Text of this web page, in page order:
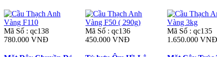
Mã Số : qc138
780.000 VNĐ
Mã Số : qc136
450.000 VNĐ
Mã Số : qc135
1.650.000 VNĐ